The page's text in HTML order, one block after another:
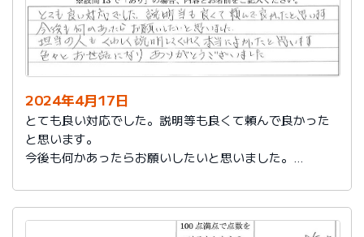
2024年4月17日
とても良い対応でした。説明等も良くて頼んで良かった
と思います。
今後も何かあったらお願いしたいと思いました。
います。
色々とお世話になりありがとうございました。